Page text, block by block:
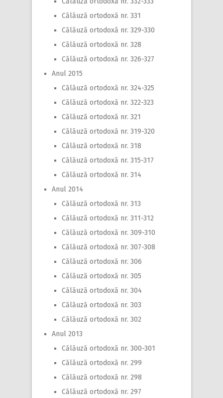
Călăuză ortodoxă nr. 331
Călăuză ortodoxă nr. 329-330
Călăuză ortodoxă nr. 328
Călăuză ortodoxă nr. 326-327
Anul 2015
Călăuză ortodoxă nr. 324-325
Călăuză ortodoxă nr. 322-323
Călăuză ortodoxă nr. 321
Călăuză ortodoxă nr. 319-320
Călăuză ortodoxă nr. 318
Călăuză ortodoxă nr. 315-317
Călăuză ortodoxă nr. 314
Anul 2014
Călăuză ortodoxă nr. 313
Călăuză ortodoxă nr. 311-312
Călăuză ortodoxă nr. 309-310
Călăuză ortodoxă nr. 307-308
Călăuză ortodoxă nr. 306
Călăuză ortodoxă nr. 305
Călăuză ortodoxă nr. 304
Călăuză ortodoxă nr. 303
Călăuză ortodoxă nr. 302
Anul 2013
Călăuză ortodoxă nr. 300-301
Călăuză ortodoxă nr. 299
Călăuză ortodoxă nr. 298
Călăuză ortodoxă nr. 297